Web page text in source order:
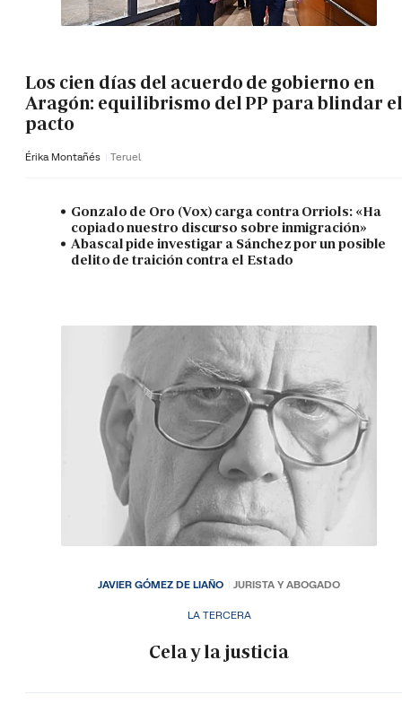
Los cien días del acuerdo de gobierno en
Aragón: equilibrismo del PP para blindar el
pacto
Érika Montañés Teruel
Gonzalo de Oro (Vox) carga contra Orriols: «Ha
copiado nuestro discurso sobre inmigración»
Abascal pide investigar a Sánchez por un posible
delito de traición contra el Estado
LA TERCERA
Cela y la justicia
JAVIER GÓMEZ DE LIAÑO JURISTA Y ABOGADO